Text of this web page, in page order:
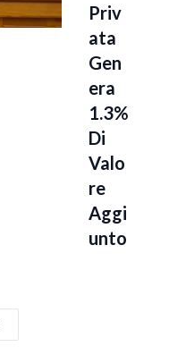
Priv
Ata
Gen
Era
1.3%
Di
Valo
Re
Aggi
Unto